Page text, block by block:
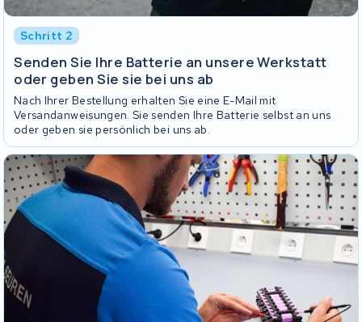
Schritt 2
Senden Sie Ihre Batterie an unsere Werkstatt
oder geben Sie sie bei uns ab
Nach Ihrer Bestellung erhalten Sie eine E-Mail mit
Versandanweisungen. Sie senden Ihre Batterie selbst an uns
oder geben sie persönlich bei uns ab.